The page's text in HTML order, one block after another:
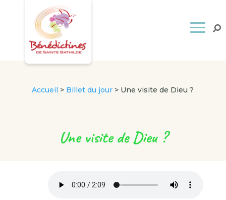
Accueil > Billet du jour > Une visite de Dieu ?
Une visite de Dieu ?